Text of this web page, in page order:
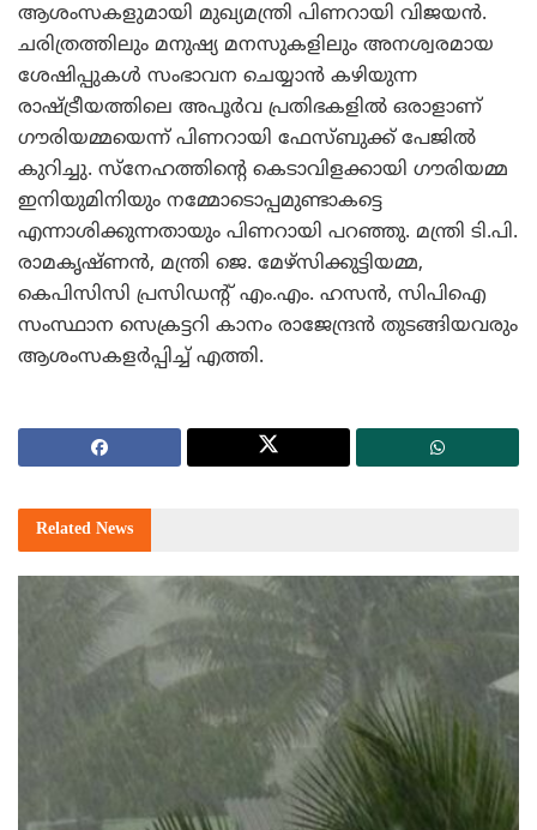
ആശംസകളുമായി മുഖ്യമന്ത്രി പിണറായി വിജയന്‍.
ചരിത്രത്തിലും മനുഷ്യ മനസുകളിലും അനശ്വരമായ
ശേഷിപ്പുകള്‍ സംഭാവന ചെയ്യാന്‍ കഴിയുന്ന
രാഷ്ട്രീയത്തിലെ അപൂര്‍വ പ്രതിഭകളില്‍ ഒരാളാണ്
ഗൗരിയമ്മയെന്ന് പിണറായി ഫേസ്ബുക്ക് പേജില്‍
കുറിച്ചു. സ്‌നേഹത്തിന്റെ കെടാവിളക്കായി ഗൗരിയമ്മ
ഇനിയുമിനിയും നമ്മോടൊപ്പമുണ്ടാകട്ടെ
എന്നാശിക്കുന്നതായും പിണറായി പറഞ്ഞു. മന്ത്രി ടി.പി.
രാമകൃഷ്ണന്‍, മന്ത്രി ജെ. മേഴ്‌സിക്കുട്ടിയമ്മ,
കെപിസിസി പ്രസിഡന്റ് എം.എം. ഹസന്‍, സിപിഐ
സംസ്ഥാന സെക്രട്ടറി കാനം രാജേന്ദ്രന്‍ തുടങ്ങിയവരും
ആശംസകളര്‍പ്പിച്ച് എത്തി.
Related News